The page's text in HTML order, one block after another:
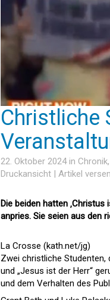
Christliche
22. Oktober 2024 in Chronik
Druckansicht | Artikel
Die beiden hatten ‚Christus
anpries. Sie seien aus den
La Crosse (kath.net/jg)
Zwei christliche Studenten,
und „Jesus ist der Herr“
und dem Verhalten des